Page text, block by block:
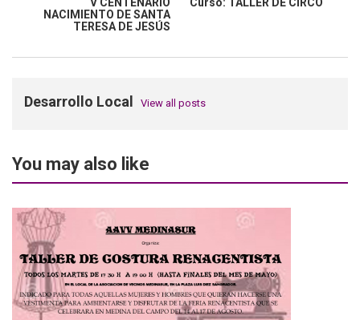
NACIMIENTO DE SANTA
TERESA DE JESÚS
Desarrollo Local View all posts
You may also like